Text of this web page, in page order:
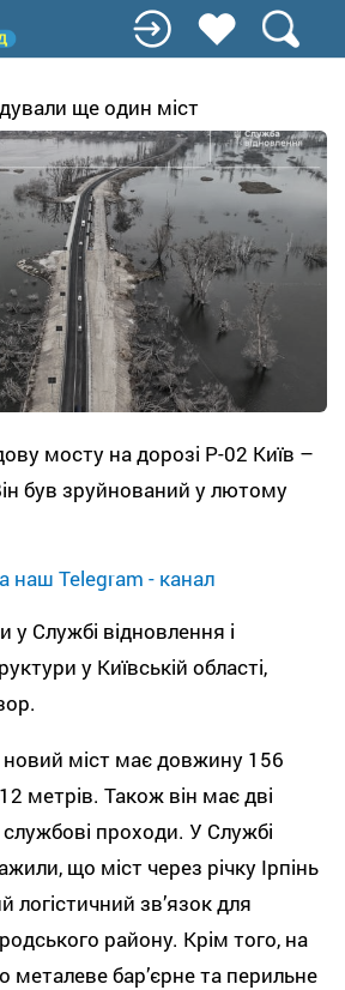
ще один міст
мосту на дорозі Р-02 Київ –
був зруйнований у лютому
наш Telegram - канал
Службі відновлення і
у Київській області,
міст має довжину 156
метрів. Також він має дві
проходи. У Службі
що міст через річку Ірпінь
логістичний зв’язок для
району. Крім того, на
бар’єрне та перильне